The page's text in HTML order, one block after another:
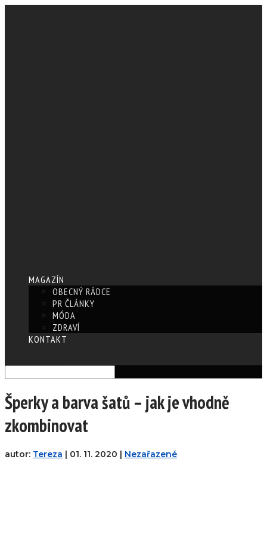
MAGAZÍN
OBECNÝ RÁDCE
PR ČLÁNKY
MÓDA
ZDRAVÍ
KONTAKT
Šperky a barva šatů – jak je vhodně
zkombinovat
autor: Tereza | 01. 11. 2020 | Nezařazené